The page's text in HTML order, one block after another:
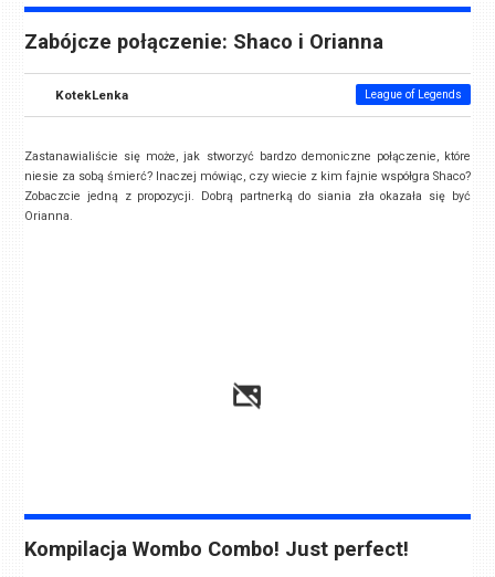
Zabójcze połączenie: Shaco i Orianna
KotekLenka League of Legends
Zastanawialiście się może, jak stworzyć bardzo demoniczne połączenie, które
niesie za sobą śmierć? Inaczej mówiąc, czy wiecie z kim fajnie współgra Shaco?
Zobaczcie jedną z propozycji. Dobrą partnerką do siania zła okazała się być
Orianna.
Kompilacja Wombo Combo! Just perfect!